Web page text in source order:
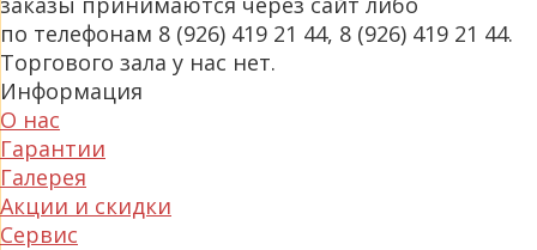
по телефонам 8 (926) 419 21 44, 8 (926) 419 21 44.
Торгового зала у нас нет.
Информация
О нас
Гарантии
Галерея
Акции и скидки
Сервис